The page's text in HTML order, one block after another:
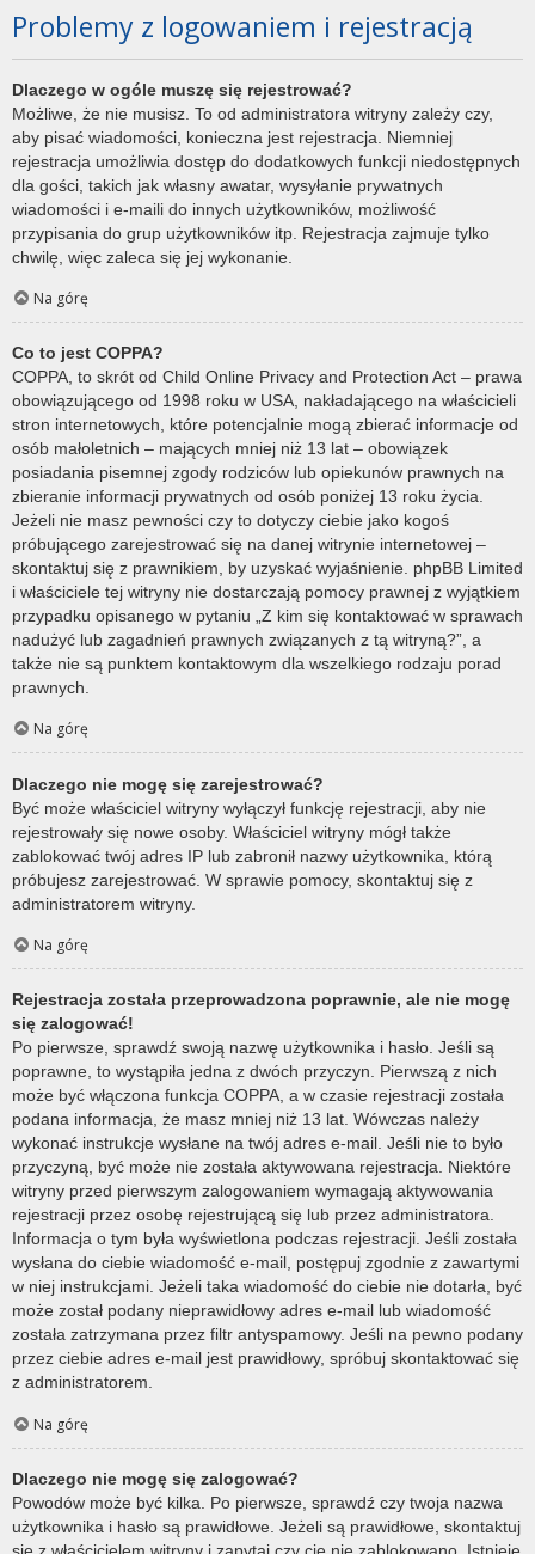
Problemy z logowaniem i rejestracją
Dlaczego w ogóle muszę się rejestrować?
Możliwe, że nie musisz. To od administratora witryny zależy czy,
aby pisać wiadomości, konieczna jest rejestracja. Niemniej
rejestracja umożliwia dostęp do dodatkowych funkcji niedostępnych
dla gości, takich jak własny awatar, wysyłanie prywatnych
wiadomości i e-maili do innych użytkowników, możliwość
przypisania do grup użytkowników itp. Rejestracja zajmuje tylko
chwilę, więc zaleca się jej wykonanie.
Na górę
Co to jest COPPA?
COPPA, to skrót od Child Online Privacy and Protection Act – prawa
obowiązującego od 1998 roku w USA, nakładającego na właścicieli
stron internetowych, które potencjalnie mogą zbierać informacje od
osób małoletnich – mających mniej niż 13 lat – obowiązek
posiadania pisemnej zgody rodziców lub opiekunów prawnych na
zbieranie informacji prywatnych od osób poniżej 13 roku życia.
Jeżeli nie masz pewności czy to dotyczy ciebie jako kogoś
próbującego zarejestrować się na danej witrynie internetowej –
skontaktuj się z prawnikiem, by uzyskać wyjaśnienie. phpBB Limited
i właściciele tej witryny nie dostarczają pomocy prawnej z wyjątkiem
przypadku opisanego w pytaniu „Z kim się kontaktować w sprawach
nadużyć lub zagadnień prawnych związanych z tą witryną?”, a
także nie są punktem kontaktowym dla wszelkiego rodzaju porad
prawnych.
Na górę
Dlaczego nie mogę się zarejestrować?
Być może właściciel witryny wyłączył funkcję rejestracji, aby nie
rejestrowały się nowe osoby. Właściciel witryny mógł także
zablokować twój adres IP lub zabronił nazwy użytkownika, którą
próbujesz zarejestrować. W sprawie pomocy, skontaktuj się z
administratorem witryny.
Na górę
Rejestracja została przeprowadzona poprawnie, ale nie mogę
się zalogować!
Po pierwsze, sprawdź swoją nazwę użytkownika i hasło. Jeśli są
poprawne, to wystąpiła jedna z dwóch przyczyn. Pierwszą z nich
może być włączona funkcja COPPA, a w czasie rejestracji została
podana informacja, że masz mniej niż 13 lat. Wówczas należy
wykonać instrukcje wysłane na twój adres e-mail. Jeśli nie to było
przyczyną, być może nie została aktywowana rejestracja. Niektóre
witryny przed pierwszym zalogowaniem wymagają aktywowania
rejestracji przez osobę rejestrującą się lub przez administratora.
Informacja o tym była wyświetlona podczas rejestracji. Jeśli została
wysłana do ciebie wiadomość e-mail, postępuj zgodnie z zawartymi
w niej instrukcjami. Jeżeli taka wiadomość do ciebie nie dotarła, być
może został podany nieprawidłowy adres e-mail lub wiadomość
została zatrzymana przez filtr antyspamowy. Jeśli na pewno podany
przez ciebie adres e-mail jest prawidłowy, spróbuj skontaktować się
z administratorem.
Na górę
Dlaczego nie mogę się zalogować?
Powodów może być kilka. Po pierwsze, sprawdź czy twoja nazwa
użytkownika i hasło są prawidłowe. Jeżeli są prawidłowe, skontaktuj